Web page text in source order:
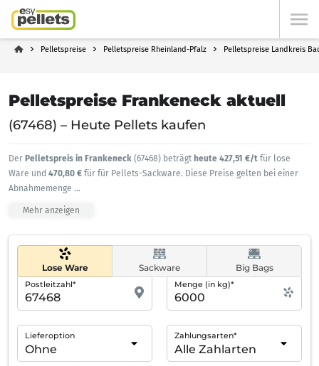
Pelletspreise Pelletspreise Rheinland-Pfalz Pelletspreise Landkreis
Pelletspreise Frankeneck aktuell
(67468) – Heute Pellets kaufen
Der Pelletspreis in Frankeneck (67468) beträgt heute 427,51 €/t für lose
Ware und 470,80 € für für Pellets-Sackware. Diese Preise gelten bei einer
Abnahmemenge ...
Mehr anzeigen
Lose Ware Sackware Big Bags
Postleitzahl* Menge (in kg)*
Lieferoption Zahlungsarten*